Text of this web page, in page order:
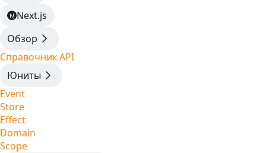
Next.js
Обзор
Справочник API
Юниты
Event
Store
Effect
Domain
Scope